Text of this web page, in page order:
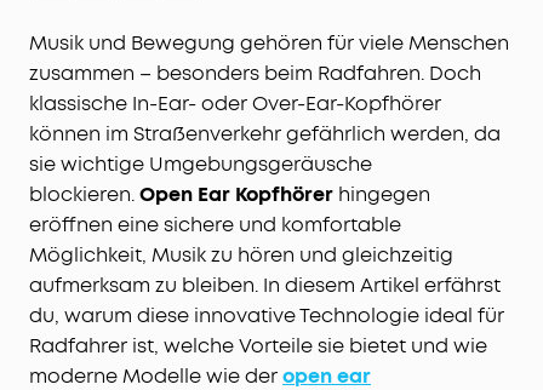
Musik und Bewegung gehören für viele Menschen
zusammen – besonders beim Radfahren. Doch
klassische In-Ear- oder Over-Ear-Kopfhörer
können im Straßenverkehr gefährlich werden, da
sie wichtige Umgebungsgeräusche
blockieren.Open Ear Kopfhörer hingegen
eröffnen eine sichere und komfortable
Möglichkeit, Musik zu hören und gleichzeitig
aufmerksam zu bleiben. In diesem Artikel erfährst
du, warum diese innovative Technologie ideal für
Radfahrer ist, welche Vorteile sie bietet und wie
moderne Modelle wie deropen ear